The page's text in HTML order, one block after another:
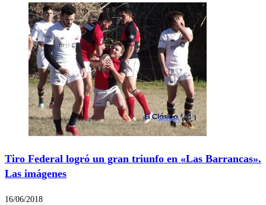
Tiro Federal logró un gran triunfo en «Las Barrancas».
Las imágenes
16/06/2018